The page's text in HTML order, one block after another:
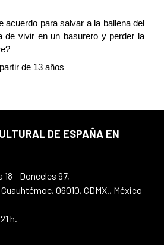
acuerdo para salvar a la ballena del
de vivir en un basurero y perder la
de 13 años
DE ESPAÑA EN
18 - Donceles 97,
06010, CDMX., México
h.